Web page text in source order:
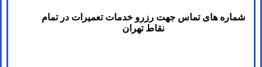
شماره های تماس​ جهت رزرو خدمات تعمیرات در تمام
نقاط تهران